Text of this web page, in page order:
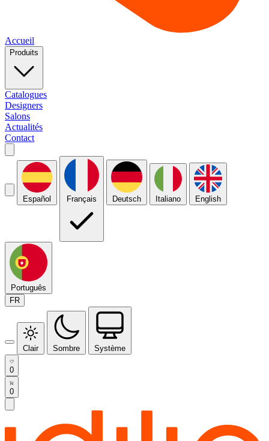
Accueil
Produits
Catalogues
Designers
Salons
Actualités
Contact
Español Français Deutsch Italiano English
Português
FR
Clair Sombre Système
0
0